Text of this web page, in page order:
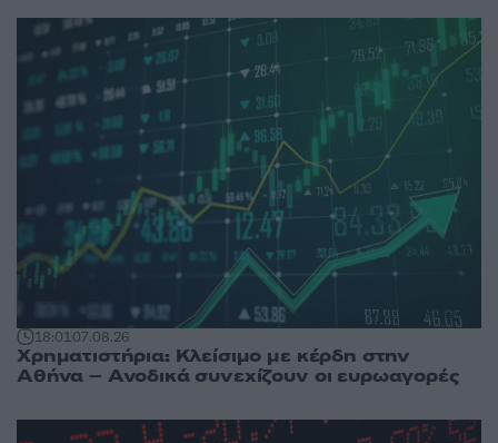
18:0107.08.26
Χρηματιστήρια: Κλείσιμο με κέρδη στην
Αθήνα – Ανοδικά συνεχίζουν οι ευρωαγορές